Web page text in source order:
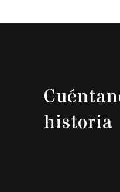
historia